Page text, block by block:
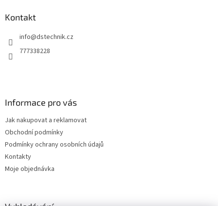
Kontakt
info@dstechnik.cz
777338228
Informace pro vás
Jak nakupovat a reklamovat
Obchodní podmínky
Podmínky ochrany osobních údajů
Kontakty
Moje objednávka